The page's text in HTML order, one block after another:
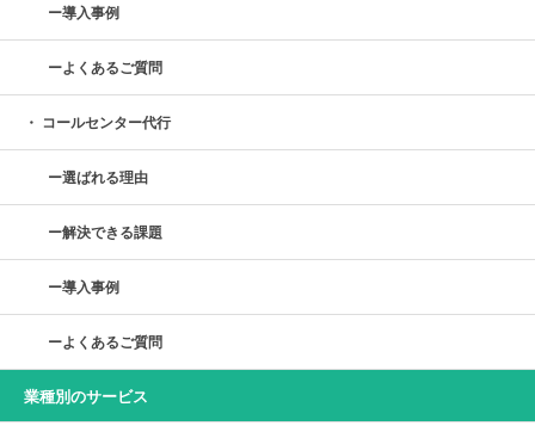
導入事例
よくあるご質問
コールセンター代行
選ばれる理由
解決できる課題
導入事例
よくあるご質問
業種別のサービス